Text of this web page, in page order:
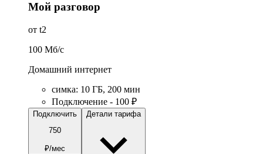
Мой разговор
от t2
100 Мб/c
Домашний интернет
симка: 10 ГБ, 200 мин
Подключение - 100 ₽
Подключить
750
₽/мес
Детали тарифа